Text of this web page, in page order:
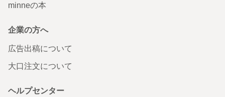
minneの本
企業の方へ
広告出稿について
大口注文について
ヘルプセンター